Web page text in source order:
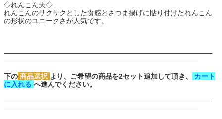
◇れんこん天◇
れんこんのサクサクとした食感とさつま揚げに貼り付けたれんこん
の形状のユニークさが人気です。
――――――――――――――――――――――――――――――
――――――――――――――――――――――――――――
下の 商品選択 より、ご希望の商品を2セット追加して頂き、
カート
に入れる へ進んでください。
――――――――――――――――――――――――――――――
――――――――――――――――――――――――――――